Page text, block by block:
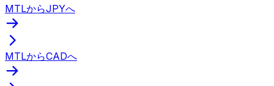
MTLからJPYへ
MTLからCADへ